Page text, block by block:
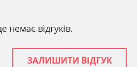
немає відгуків.
ЗАЛИШИТИ ВІДГУК